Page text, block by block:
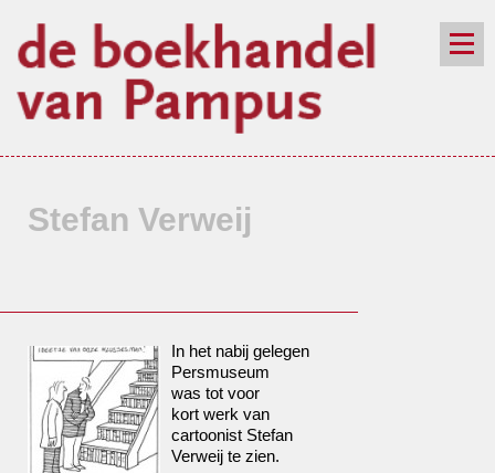
Stefan Verweij
In het nabij gelegen
Persmuseum
was tot voor
kort werk van
cartoonist Stefan
Verweij te zien.